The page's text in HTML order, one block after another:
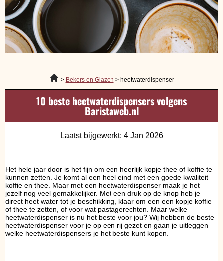
Bekers en Glazen heetwaterdispenser
10 beste heetwaterdispensers volgens
Baristaweb.nl
Laatst bijgewerkt: 4 Jan 2026
Het hele jaar door is het fijn om een heerlijk kopje thee of koffie te
kunnen zetten. Je komt al een heel eind met een goede kwaliteit
koffie en thee. Maar met een heetwaterdispenser maak je het
jezelf nog veel gemakkelijker. Met een druk op de knop heb je
direct heet water tot je beschikking, klaar om een een kopje koffie
of thee te zetten, of voor wat pastagerechten. Maar welke
heetwaterdispenser is nu het beste voor jou? Wij hebben de beste
heetwaterdispenser voor je op een rij gezet en gaan je uitleggen
welke heetwaterdispensers je het beste kunt kopen.